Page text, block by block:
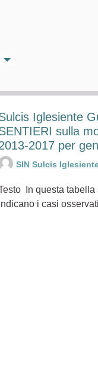
Iglesiente
sulla
2017 per
SIN Sulcis
In questa
i casi